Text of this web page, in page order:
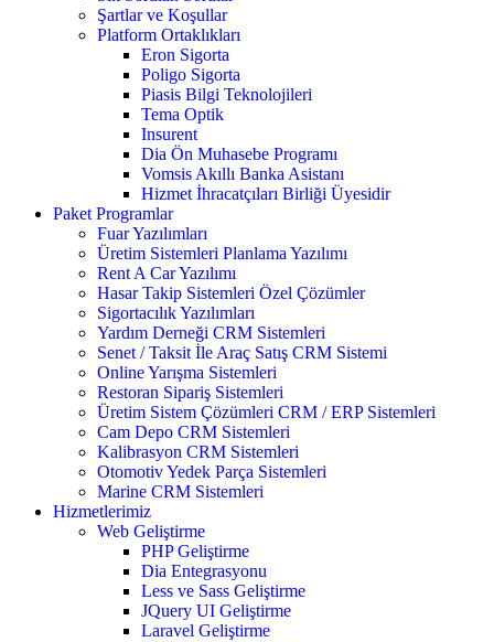
Şartlar ve Koşullar
Platform Ortaklıkları
Eron Sigorta
Poligo Sigorta
Piasis Bilgi Teknolojileri
Tema Optik
Insurent
Dia Ön Muhasebe Programı
Vomsis Akıllı Banka Asistanı
Hizmet İhracatçıları Birliği Üyesidir
Paket Programlar
Fuar Yazılımları
Üretim Sistemleri Planlama Yazılımı
Rent A Car Yazılımı
Hasar Takip Sistemleri Özel Çözümler
Sigortacılık Yazılımları
Yardım Derneği CRM Sistemleri
Senet / Taksit İle Araç Satış CRM Sistemi
Online Yarışma Sistemleri
Restoran Sipariş Sistemleri
Üretim Sistem Çözümleri CRM / ERP Sistemleri
Cam Depo CRM Sistemleri
Kalibrasyon CRM Sistemleri
Otomotiv Yedek Parça Sistemleri
Marine CRM Sistemleri
Hizmetlerimiz
Web Geliştirme
PHP Geliştirme
Dia Entegrasyonu
Less ve Sass Geliştirme
JQuery UI Geliştirme
Laravel Geliştirme